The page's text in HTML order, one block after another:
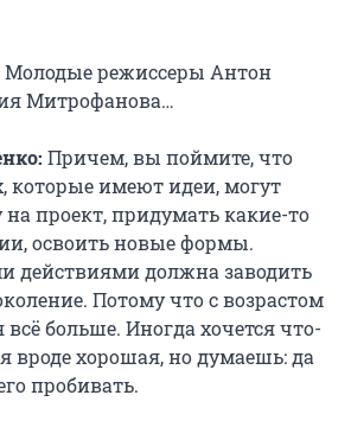
Молодые режиссеры Антон
Митрофанова…
Причем, вы поймите, что
которые имеют идеи, могут
на проект, придумать какие-то
освоить новые формы.
действиями должна заводить
Потому что с возрастом
больше. Иногда хочется что-
вроде хорошая, но думаешь: да
пробивать.